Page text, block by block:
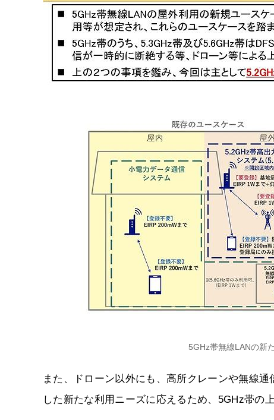
5GHz帯無線LANの新
また、ドローン以外にも、高所クレーンや無線
した新たな利用ニーズに応えるため、5GHz帯の